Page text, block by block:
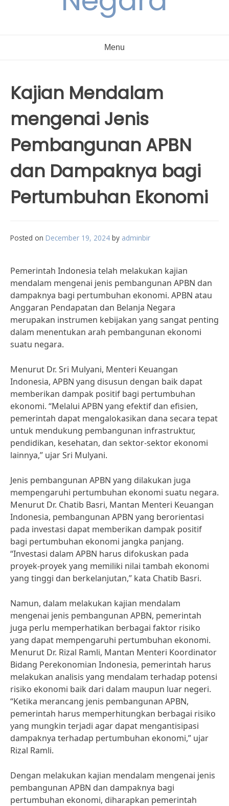
Menu
Kajian Mendalam
mengenai Jenis
Pembangunan APBN
dan Dampaknya bagi
Pertumbuhan Ekonomi
Posted on December 19, 2024 by adminbir
Pemerintah Indonesia telah melakukan kajian
mendalam mengenai jenis pembangunan APBN dan
dampaknya bagi pertumbuhan ekonomi. APBN atau
Anggaran Pendapatan dan Belanja Negara
merupakan instrumen kebijakan yang sangat penting
dalam menentukan arah pembangunan ekonomi
suatu negara.
Menurut Dr. Sri Mulyani, Menteri Keuangan
Indonesia, APBN yang disusun dengan baik dapat
memberikan dampak positif bagi pertumbuhan
ekonomi. “Melalui APBN yang efektif dan efisien,
pemerintah dapat mengalokasikan dana secara tepat
untuk mendukung pembangunan infrastruktur,
pendidikan, kesehatan, dan sektor-sektor ekonomi
lainnya,” ujar Sri Mulyani.
Jenis pembangunan APBN yang dilakukan juga
mempengaruhi pertumbuhan ekonomi suatu negara.
Menurut Dr. Chatib Basri, Mantan Menteri Keuangan
Indonesia, pembangunan APBN yang berorientasi
pada investasi dapat memberikan dampak positif
bagi pertumbuhan ekonomi jangka panjang.
“Investasi dalam APBN harus difokuskan pada
proyek-proyek yang memiliki nilai tambah ekonomi
yang tinggi dan berkelanjutan,” kata Chatib Basri.
Namun, dalam melakukan kajian mendalam
mengenai jenis pembangunan APBN, pemerintah
juga perlu memperhatikan berbagai faktor risiko
yang dapat mempengaruhi pertumbuhan ekonomi.
Menurut Dr. Rizal Ramli, Mantan Menteri Koordinator
Bidang Perekonomian Indonesia, pemerintah harus
melakukan analisis yang mendalam terhadap potensi
risiko ekonomi baik dari dalam maupun luar negeri.
“Ketika merancang jenis pembangunan APBN,
pemerintah harus memperhitungkan berbagai risiko
yang mungkin terjadi agar dapat mengantisipasi
dampaknya terhadap pertumbuhan ekonomi,” ujar
Rizal Ramli.
Dengan melakukan kajian mendalam mengenai jenis
pembangunan APBN dan dampaknya bagi
pertumbuhan ekonomi, diharapkan pemerintah